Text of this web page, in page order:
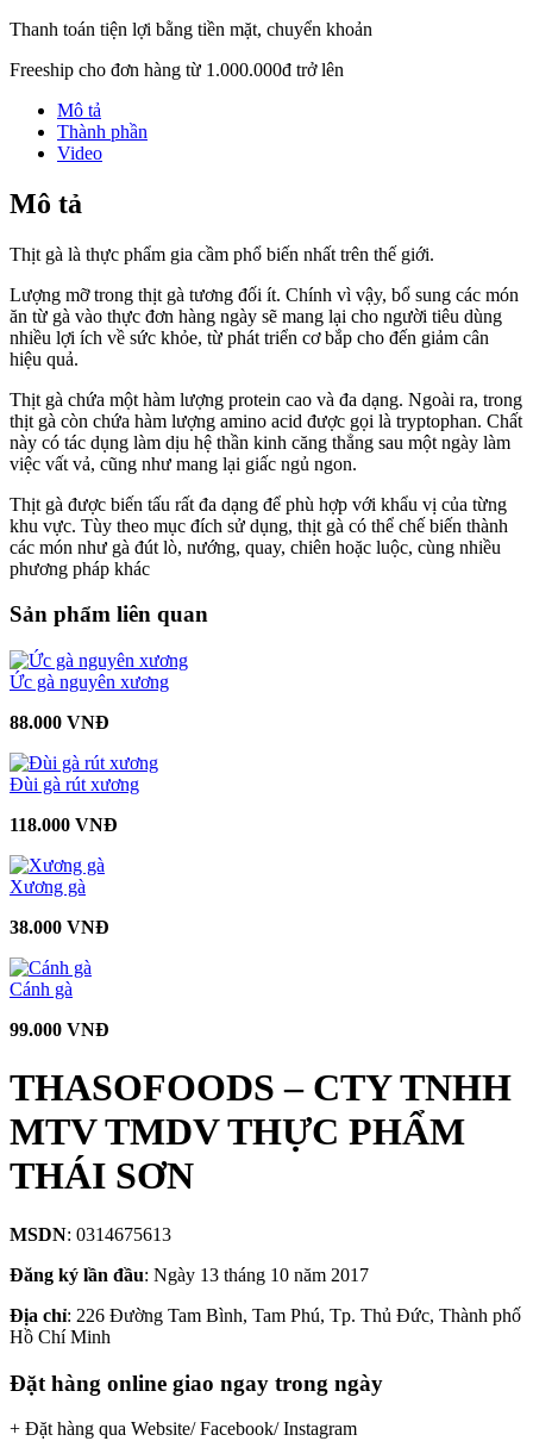
Thanh toán tiện lợi bằng tiền mặt, chuyển khoản
Freeship cho đơn hàng từ 1.000.000đ trở lên
Mô tả
Thành phần
Video
Mô tả
Thịt gà là thực phẩm gia cầm phổ biến nhất trên thế giới.
Lượng mỡ trong thịt gà tương đối ít. Chính vì vậy, bổ sung các món
ăn từ gà vào thực đơn hàng ngày sẽ mang lại cho người tiêu dùng
nhiều lợi ích về sức khỏe, từ phát triển cơ bắp cho đến giảm cân
hiệu quả.
Thịt gà chứa một hàm lượng protein cao và đa dạng. Ngoài ra, trong
thịt gà còn chứa hàm lượng amino acid được gọi là tryptophan. Chất
này có tác dụng làm dịu hệ thần kinh căng thẳng sau một ngày làm
việc vất vả, cũng như mang lại giấc ngủ ngon.
Thịt gà được biến tấu rất đa dạng để phù hợp với khẩu vị của từng
khu vực. Tùy theo mục đích sử dụng, thịt gà có thể chế biến thành
các món như gà đút lò, nướng, quay, chiên hoặc luộc, cùng nhiều
phương pháp khác
Sản phẩm liên quan
Ức gà nguyên xương
88.000 VNĐ
Đùi gà rút xương
118.000 VNĐ
Xương gà
38.000 VNĐ
Cánh gà
99.000 VNĐ
THASOFOODS – CTY TNHH
MTV TMDV THỰC PHẨM
THÁI SƠN
MSDN: 0314675613
Đăng ký lần đầu: Ngày 13 tháng 10 năm 2017
Địa chỉ: 226 Đường Tam Bình, Tam Phú, Tp. Thủ Đức, Thành phố
Hồ Chí Minh
Đặt hàng online giao ngay trong ngày
+ Đặt hàng qua Website/ Facebook/ Instagram